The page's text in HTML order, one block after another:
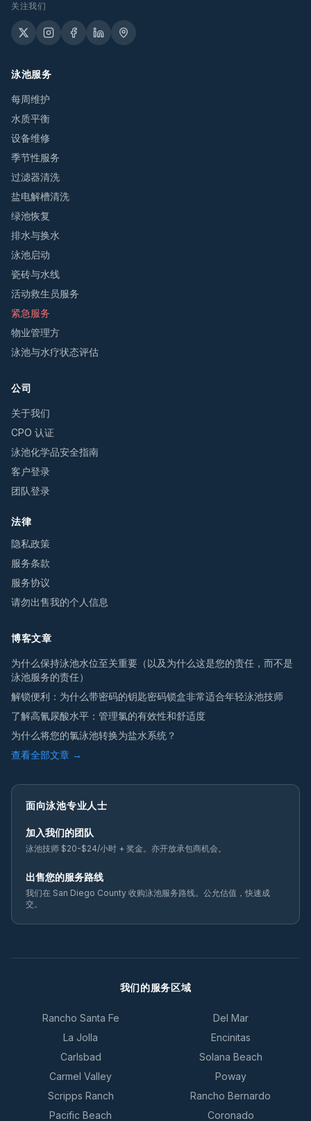
关注我们
泳池服务
每周维护
水质平衡
设备维修
季节性服务
过滤器清洗
盐电解槽清洗
绿池恢复
排水与换水
泳池启动
瓷砖与水线
活动救生员服务
紧急服务
物业管理方
泳池与水疗状态评估
公司
关于我们
CPO 认证
泳池化学品安全指南
客户登录
团队登录
法律
隐私政策
服务条款
服务协议
请勿出售我的个人信息
博客文章
为什么保持泳池水位至关重要（以及为什么这是您的责任，而不是
泳池服务的责任）
解锁便利：为什么带密码的钥匙密码锁盒非常适合年轻泳池技师
了解高氰尿酸水平：管理氯的有效性和舒适度
为什么将您的氯泳池转换为盐水系统？
查看全部文章 →
面向泳池专业人士
加入我们的团队
泳池技师 $20-$24/小时 + 奖金。亦开放承包商机会。
出售您的服务路线
我们在 San Diego County 收购泳池服务路线。公允估值，快速成
交。
我们的服务区域
Rancho Santa Fe
Del Mar
La Jolla
Encinitas
Carlsbad
Solana Beach
Carmel Valley
Poway
Scripps Ranch
Rancho Bernardo
Pacific Beach
Coronado